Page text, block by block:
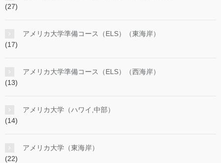
(27)
アメリカ大学準備コース（ELS）（東海岸）
(17)
アメリカ大学準備コース（ELS）（西海岸）
(13)
アメリカ大学（ハワイ,中部）
(14)
アメリカ大学（東海岸）
(22)